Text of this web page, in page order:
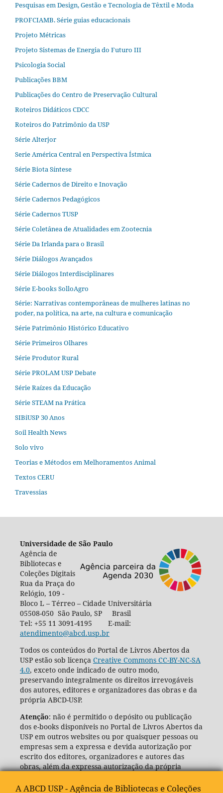
Pesquisas em Design, Gestão e Tecnologia de Têxtil e Moda
PROFCIAMB. Série guias educacionais
Projeto Métricas
Projeto Sistemas de Energia do Futuro III
Psicologia Social
Publicações BBM
Publicações do Centro de Preservação Cultural
Roteiros Didáticos CDCC
Roteiros do Patrimônio da USP
Série Alterjor
Serie América Central en Perspectiva Ístmica
Série Biota Síntese
Série Cadernos de Direito e Inovação
Série Cadernos Pedagógicos
Série Cadernos TUSP
Série Coletânea de Atualidades em Zootecnia
Série Da Irlanda para o Brasil
Série Diálogos Avançados
Série Diálogos Interdisciplinares
Série E-books SolloAgro
Série: Narrativas contemporâneas de mulheres latinas no
poder, na política, na arte, na cultura e comunicação
Série Patrimônio Histórico Educativo
Série Primeiros Olhares
Série Produtor Rural
Série PROLAM USP Debate
Série Raízes da Educação
Série STEAM na Prática
SIBiUSP 30 Anos
Soil Health News
Solo vivo
Teorias e Métodos em Melhoramentos Animal
Textos CERU
Travessias
Universidade de São Paulo
Agência de
Bibliotecas e
Coleções Digitais
Rua da Praça do
Relógio, 109 -
Bloco L – Térreo – Cidade Universitária
05508-050 São Paulo, SP Brasil
Tel: +55 11 3091-4195 E-mail:
atendimento@abcd.usp.br
Todos os conteúdos do Portal de Livros Abertos da
USP estão sob licença Creative Commons CC-BY-NC-SA
4.0, exceto onde indicado de outro modo,
preservando integralmente os direitos irrevogáveis
dos autores, editores e organizadores das obras e da
própria ABCD-USP.
Atenção: não é permitido o depósito ou publicação
dos e-books disponíveis no Portal de Livros Abertos da
USP em outros websites ou por quaisquer pessoas ou
empresas sem a expressa e devida autorização por
escrito dos editores, organizadores e autores das
obras, além da expressa autorização da própria
(ABCD-USP).
A ABCD USP - Agência de Bibliotecas e Coleções